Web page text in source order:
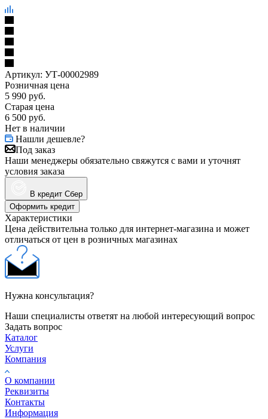
Артикул: УТ-00002989
Розничная цена
5 990 руб.
Старая цена
6 500 руб.
Нет в наличии
Нашли дешевле?
Под заказ
Наши менеджеры обязательно свяжутся с вами и уточнят
условия заказа
В кредит Сбер
Оформить кредит
Характеристики
Цена действительна только для интернет-магазина и может
отличаться от цен в розничных магазинах
Нужна консультация?
Наши специалисты ответят на любой интересующий вопрос
Задать вопрос
Каталог
Услуги
Компания
О компании
Реквизиты
Контакты
Информация